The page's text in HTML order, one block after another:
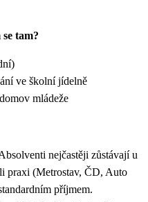
tam?
ve školní jídelně
mládeže
nejčastěji zůstávají u
praxi (Metrostav, ČD, Auto
příjmem.